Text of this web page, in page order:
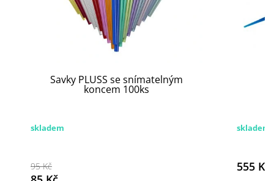
Savky PLUSS se snímatelným
koncem 100ks
skladem
95 Kč
skladem
555 Kč